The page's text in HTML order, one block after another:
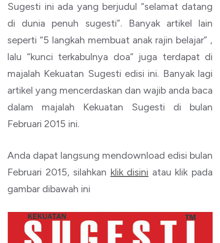
Sugesti ini ada yang berjudul “selamat datang
di dunia penuh sugesti”. Banyak artikel lain
seperti “5 langkah membuat anak rajin belajar” ,
lalu “kunci terkabulnya doa” juga terdapat di
majalah Kekuatan Sugesti edisi ini. Banyak lagi
artikel yang mencerdaskan dan wajib anda baca
dalam majalah Kekuatan Sugesti di bulan
Februari 2015 ini.
Anda dapat langsung mendownload edisi bulan
Februari 2015, silahkan klik disini atau klik pada
gambar dibawah ini